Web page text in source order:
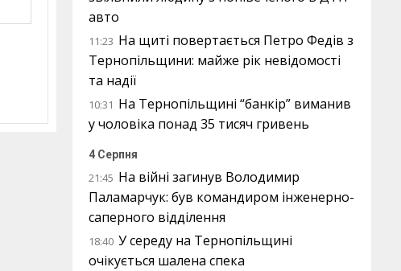
авто
11:23 На щиті повертається Петро Федів з
Тернопільщини: майже рік невідомості
та надії
10:31 На Тернопільщині “банкір” виманив
у чоловіка понад 35 тисяч гривень
4 Серпня
21:45 На війні загинув Володимир
Паламарчук: був командиром інженерно-
саперного відділення
18:40 У середу на Тернопільщині
очікується шалена спека